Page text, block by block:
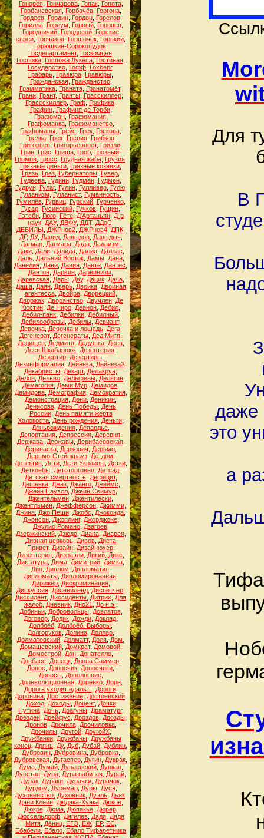
Гонорея, Гончарова, Гопак, Гопота,
Горбаневская, Горбачёв, Горгона,
Гордеев, Гордин, Гордон, Горелов,
Горилла, Горлум Горный, Горовец,
Городничий Городовой Горские
евреи Горчаков Горшочек Горький
Горюшкин-Сорокопудов,
Госдепартамент, Госкомцен,
Госпожа Госпожа Лукеса Гостиная
Государство Гофф Гохберг,
Грабарь Гравюра Гравюры
Гражданская, Гражданство,
Грамматика Граната Гранатомёт,
Грани, Грант, Гранты, Грасскиллер,
Грассскиллер Граф Графика
Графин, Графиня де Торби,
Графоман, Графомания,
Графоманка, Графоманство,
Графоманы Грейс Грек Грекова
Грелка, Грех Греция, Грибков,
Григорьев, Григорьевпост, Гризли,
Грин Грис Гриша Гроб Грозный
Громов Гросс Грудная жаба Грузия
Грязные деньги Грязные козявки
Грязь Грёз Губернаторы Гувер
Гудеева, Гудини, Гудман, Гудмен,
Гудрун, Гулаг, Гулин, Гулливер, Гулю,
Гуманизм
Гуманист, Гуманность
Гумилёв, Гурвиц, Гурский, Гурченко,
Гусар Гусинский Гучков Гущин
Гэтсби, Гюго, Гёте, Д'Артаньян, Д-р
наук ДАУ, ДВФУ, ДДТ, ДДоС
ДЕБИЛЫ
ДЖРнов2 ДЖРнов4 ДПК
ДР, ДУ, Давид, Давыдов, Давыдыч
Дагмар Дагмара Дада Дадаизм
Даки, Дали, Далида, Далия, Даллас
Даль, Дальний Восток, Дамы, Дана,
Данелия Дани Дания Данте Дантес
Дантон Дарвин Дарвинизм
Даревская, Дары, Дау, Дацик, Дача,
Даша, Даян, Дверь, Двойка, Двойная
агентесса, Двойра, Дворецкий,
Дворжак, Дворянство, Двучлен, Де
Кюстин Де Ниро Деанон Дебил
Дебил-панк Дебилки Дебилный
Дебилообразы, Дебилы, Девиант,
Девочка, Девочка и лошадь, Дега,
Дегенерат, Дегенераты Дед Митя
Дедищев, Дедмитя, Дедушка, Деев,
Деев Шкабарнюк Дезентерия
Дезертир, Дезертиры,
Дезинформация, Дейнека, ДейнекаХ,
Декабристы Декарт, Делакруа
Делон Дельво Дельфины Делягин
Демагогия Деми Мур Демидов
Демидова, Демография, Демократия,
Демонстрация Дени Деникин
Денисова День Победы День
России, День памяти жертв
Холокоста День рождения Деньги
Деньрождения Депардье
Депортация, Депрессия, Деревня,
Держава, Державы, Дерибасовская,
Дерипаска Деркович Дерьмо
Дерьмо-Стейнкрауз, Детдом
Детектив, Дети, Дети Украины, Детки,
Деткоёбы, Детоторговец, Детсад,
Детская смертность, Дефицит,
Дешёвка, Джаз, Джанго, Джеймс
Джейн Пауэлл, Джейн Сеймур,
Джентельмен Джентилески
Джентльмен Джефферсон Джимми
Джина Джо Пеши Джобс Джоконда
Джонсон, Джоплинг, Джорджоне,
Джулио Романо, Дзагоев,
Дзержинский, Дзюдо, Диана, Диарея,
Дивная церковь Дивов Диета
Привет, Дизайн, Дизайнюхер,
Дизентерия Дизраэли Дикий Дикс
Диктатура Дима Димитрий Димка
Дин, Диплом Дипломатия,
Дипломаты Дипломированная
Дирижёр, Дискриминация,
Дискуссия Диснейленд Диспетчер
Диссидент, Диссиденты Дитрих
Для
жалоб, Дневник, Дно21 До н.э.
Добиньи, Добровольцы, Довлатов,
Договор Додик Дожди Доклад
Долбоёб Долбоёб. Выборы
Долгоруков, Долина, Доллар,
Долматовский Долматт, Доля Дом
Домашевский, Домкрат, Домовой,
Домострой Дон Донателло
Донбасс
Донецк Донна Саммер
Донос
Доносчик Доносчики
Доносы, Дополнение,
Дореволюционная, Доренко, Дорн,
Дорога уходит вдаль...
Дороги,
Доронина Достижение Достоевский
Доход, Доходы, Доцент, Дочки
Путина, Дочь, Драгуны, Драматург,
Дрезден, Дрейфус Дроздов, Дрозды,
Дронов, Дрочила, Дрочиловка,
Дрочилы, Другой, ДругойХ,
Дружбанки, Дружбаны, Дружбаны
конец Дрянь Ду, Дуб Дубай Дублин
Дубровин, Дубровина, Дубровка,
Дубровская Дугаспер Дугин Дукрак
Дума, Думай, Дунаевский, Дункан,
Дунстан Дура Дура набитая Дурай
Дурак, Дураки, Дурачки, Дурачок,
Дурдом
Дуремар, Дуры, Дуся,
Духовенство Духовник Дуэль Дьяк
Дэни Клейн, Дюдяка-Хуяка, Дюков,
Дюкрё, Дюма, Дюпакье, Дюрер,
Дюссельдорф, Дягилев, Дядя, Дядя
Митя, Дёниц, ЕГЭ, ЕЖ, ЕР, ЕС,
Ебабели Ебало Ебало Тифаретника
Для
В
даже
это
а